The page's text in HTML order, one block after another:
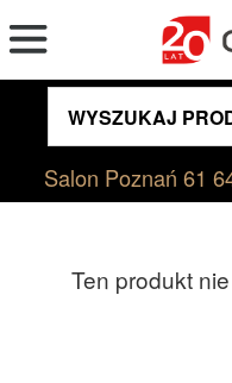
Salon Poznań61
Ten produkt